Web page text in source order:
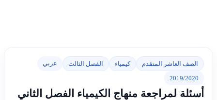
الصف العاشر المتقدم كيمياء الفصل الثالث عربي
2019/2020
أسئلة لمراجعة منهاج الكيمياء الفصل الثاني